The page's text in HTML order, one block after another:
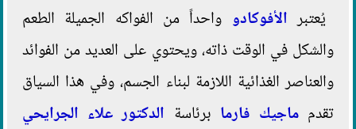
يُعتبر الأفوكادو واحداً من الفواكه الجميلة الطعم
والشكل في الوقت ذاته، ويحتوي على العديد من الفوائد
والعناصر الغذائية اللازمة لبناء الجسم، وفي هذا السياق
تقدمماجيك فارما برئاسة الدكتور علاء الجرايحي